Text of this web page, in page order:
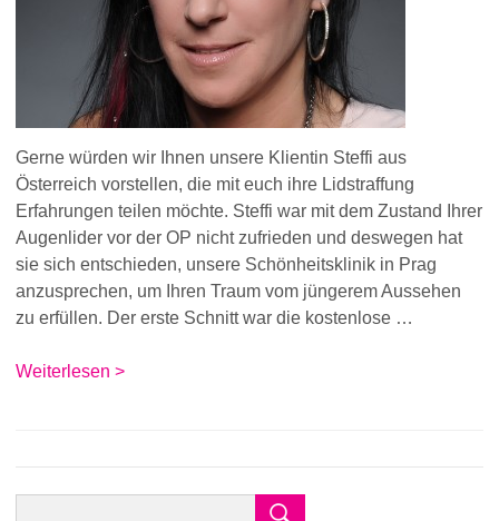
Gerne würden wir Ihnen unsere Klientin Steffi aus
Österreich vorstellen, die mit euch ihre Lidstraffung
Erfahrungen teilen möchte. Steffi war mit dem Zustand Ihrer
Augenlider vor der OP nicht zufrieden und deswegen hat
sie sich entschieden, unsere Schönheitsklinik in Prag
anzusprechen, um Ihren Traum vom jüngerem Aussehen
zu erfüllen. Der erste Schnitt war die kostenlose …
Weiterlesen >